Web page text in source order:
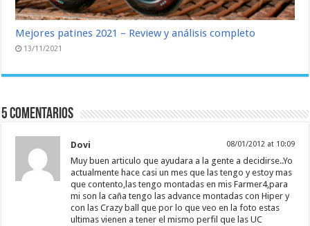
Mejores patines 2021 – Review y análisis completo
13/11/2021
5 comentarios
Dovi 08/01/2012 at 10:09
Muy buen articulo que ayudara a la gente a decidirse..Yo
actualmente hace casi un mes que las tengo y estoy mas
que contento,las tengo montadas en mis Farmer4,para
mi son la caña tengo las advance montadas con Hiper y
con las Crazy ball que por lo que veo en la foto estas
ultimas vienen a tener el mismo perfil que las UC